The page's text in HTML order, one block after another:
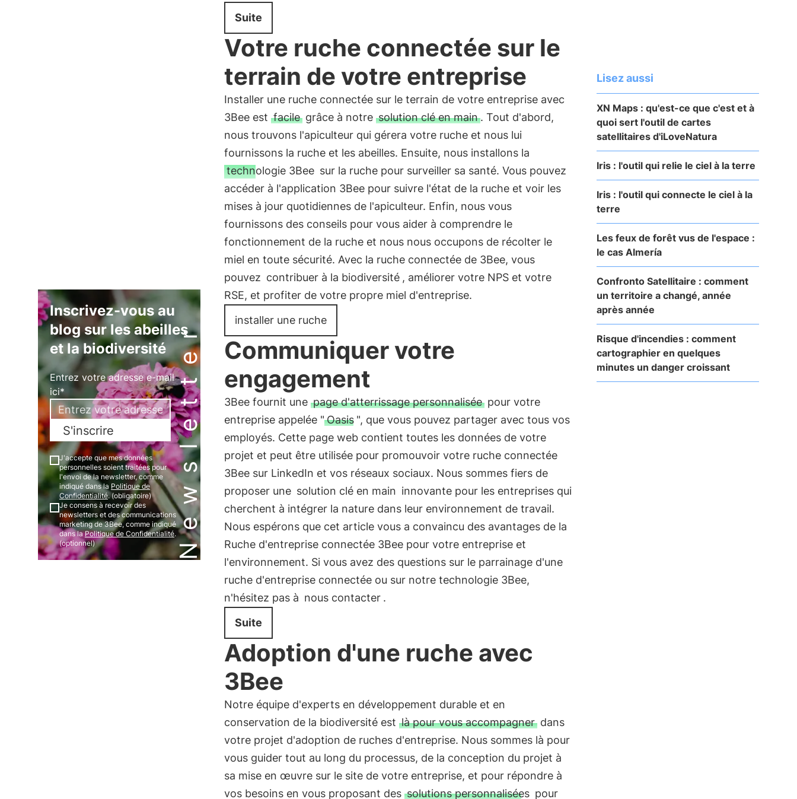
Newsletter
Inscrivez-vous au
blog sur les abeilles
et la biodiversité
Entrez votre adresse e-mail
ici*
S'inscrire
J'accepte que mes données
personnelles soient traitées pour
l'envoi de la newsletter, comme
indiqué dans la Politique de
Confidentialité. (obligatoire)
Je consens à recevoir des
newsletters et des communications
marketing de 3Bee, comme indiqué
dans laPolitique de Confidentialité.
(optionnel)
Suite
Votre ruche connectée sur le
terrain de votre entreprise
Installer une ruche connectée sur le terrain de votre entreprise avec
3Bee est facilegrâce à notre solution clé en main. Tout d'abord,
nous trouvons l'apiculteur qui gérera votre ruche et nous lui
fournissons la ruche et les abeilles. Ensuite, nous installons la
technologie 3Bee sur la ruche pour surveiller sa santé. Vous pouvez
accéder à l'application 3Bee pour suivre l'état de la ruche et voir les
mises à jour quotidiennes de l'apiculteur. Enfin, nous vous
fournissons des conseils pour vous aider à comprendre le
fonctionnement de la ruche et nous nous occupons de récolter le
miel en toute sécurité. Avec la ruche connectée de 3Bee, vous
pouvez contribuer à la biodiversité , améliorer votre NPS et votre
RSE, et profiter de votre propre miel d'entreprise.
installer une ruche
Communiquer votre
engagement
3Bee fournit une page d'atterrissage personnaliséepour votre
entreprise appelée " Oasis ", que vous pouvez partager avec tous vos
employés. Cette page web contient toutes les données de votre
projet et peut être utilisée pour promouvoir votre ruche connectée
3Bee sur LinkedIn et vos réseaux sociaux. Nous sommes fiers de
proposer une solution clé en main innovante pour les entreprises qui
cherchent à intégrer la nature dans leur environnement de travail.
Nous espérons que cet article vous a convaincu des avantages de la
Ruche d'entreprise connectée 3Bee pour votre entreprise et
l'environnement. Si vous avez des questions sur le parrainage d'une
ruche d'entreprise connectée ou sur notre technologie 3Bee,
n'hésitez pas à nous contacter .
Suite
Adoption d'une ruche avec
3Bee
Notre équipe d'experts en développement durable et en
conservation de la biodiversité est là pour vous accompagnerdans
votre projet d'adoption de ruches d'entreprise. Nous sommes là pour
vous guider tout au long du processus, de la conception du projet à
sa mise en œuvre sur le site de votre entreprise, et pour répondre à
vos besoins en vous proposant des solutions personnalisées pour
Lisez aussi
XN Maps : qu'est-ce que c'est et à
quoi sert l'outil de cartes
satellitaires d'iLoveNatura
Iris : l'outil qui relie le ciel à la terre
Iris : l'outil qui connecte le ciel à la
terre
Les feux de forêt vus de l'espace :
le cas Almería
Confronto Satellitaire : comment
un territoire a changé, année
après année
Risque d'incendies : comment
cartographier en quelques
minutes un danger croissant